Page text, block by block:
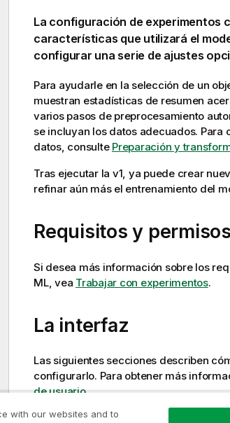
La configuración de experimentos
características que utilizará el
configurar una serie de ajustes
Para ayudarle en la selección de un
muestran estadísticas de resumen
varios pasos de preprocesamiento
se incluyan los datos adecuados.
datos, consulte Preparación y
Tras ejecutar la v1, ya puede crear
refinar aún más el entrenamiento del
Requisitos y permisos
Si desea más información sobre los
ML, vea Trabajar con experimentos.
La interfaz
Las siguientes secciones describen
configurarlo. Para obtener más
de usuario.
with our websites and to